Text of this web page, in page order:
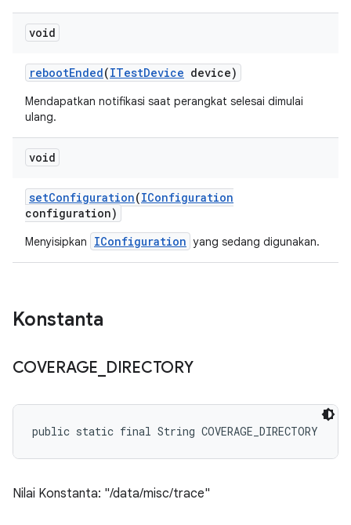
void
rebootEnded(ITestDevice device)
Mendapatkan notifikasi saat perangkat selesai dimulai
ulang.
void
setConfiguration(IConfiguration
configuration)
Menyisipkan IConfiguration yang sedang digunakan.
Konstanta
COVERAGE DIRECTORY
public static final String COVERAGE_DIRECTORY
Nilai Konstanta: "/data/misc/trace"